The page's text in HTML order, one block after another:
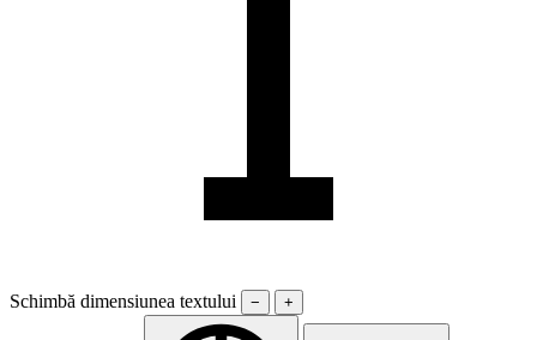
Schimbă dimensiunea textului − +